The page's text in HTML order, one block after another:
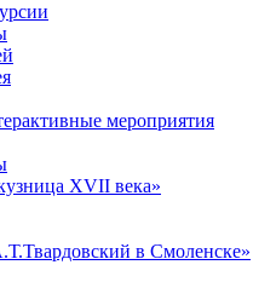
мероприятия
XVII века»
в Смоленске»